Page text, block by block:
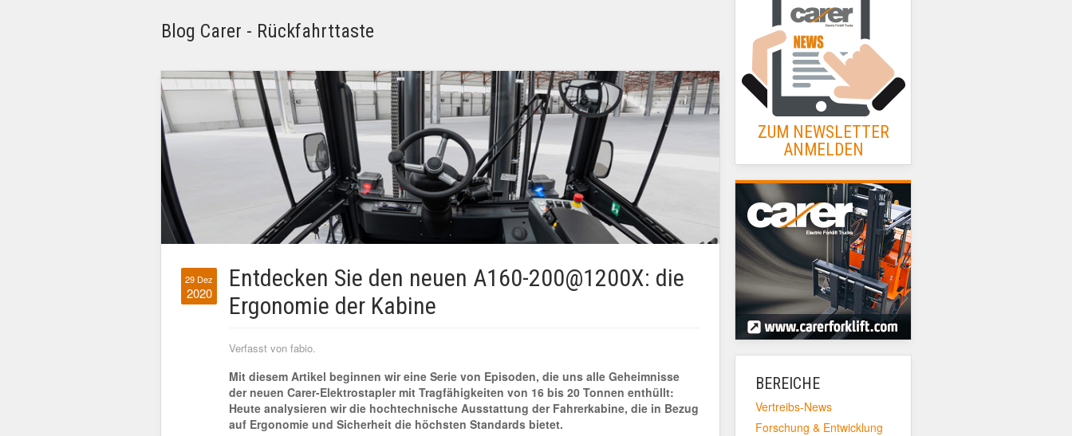
Blog Carer - Rückfahrttaste
29 Dez
2020
Entdecken Sie den neuen A160-200@1200X: die
Ergonomie der Kabine
Verfasst von fabio.
Mit diesem Artikel beginnen wir eine Serie von Episoden, die uns alle Geheimnisse
der neuen Carer-Elektrostapler mit Tragfähigkeiten von 16 bis 20 Tonnen enthüllt:
Heute analysieren wir die hochtechnische Ausstattung der Fahrerkabine, die in Bezug
auf Ergonomie und Sicherheit die höchsten Standards bietet.
ZUM NEWSLETTER
ANMELDEN
BEREICHE
Vertreibs-News
Forschung & Entwicklung